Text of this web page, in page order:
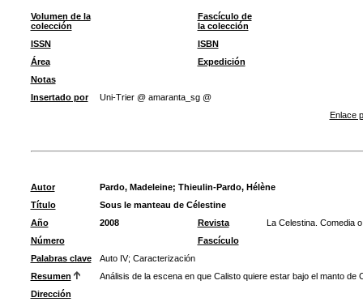
Volumen de la
colección
Fascículo de
la colección
ISSN
ISBN
Área
Expedición
Notas
Insertado por
Uni-Trier @ amaranta_sg @
Enlace
Autor Pardo, Madeleine; Thieulin-Pardo, Hélène
Título
Sous le manteau de Célestine
Año
2008 Revista
La Celestina. Comedia
Número
Fascículo
Palabras clave
Auto IV; Caracterización
Resumen
Análisis de la escena en que Calisto quiere estar bajo el manto
Dirección